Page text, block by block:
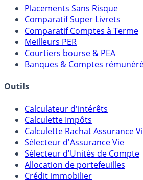
Meilleures Assurances-Vie
Meilleurs Fonds Euros
Placements Sans Risque
Comparatif Super Livrets
Comparatif Comptes à Terme
Meilleurs PER
Banques & Comptes rémunérés
Outils
Calculateur d'intérêts
Calculette Impôts
Calculette Rachat Assurance Vie
Sélecteur d'Assurance Vie
Sélecteur d'Unités de Compte